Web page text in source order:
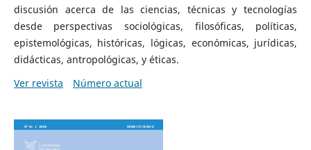
discusión acerca de las ciencias, técnicas y tecnologías
desde perspectivas sociológicas, filosóficas, políticas,
epistemológicas, históricas, lógicas, económicas, jurídicas,
didácticas, antropológicas, y éticas.
Ver revista
Número actual